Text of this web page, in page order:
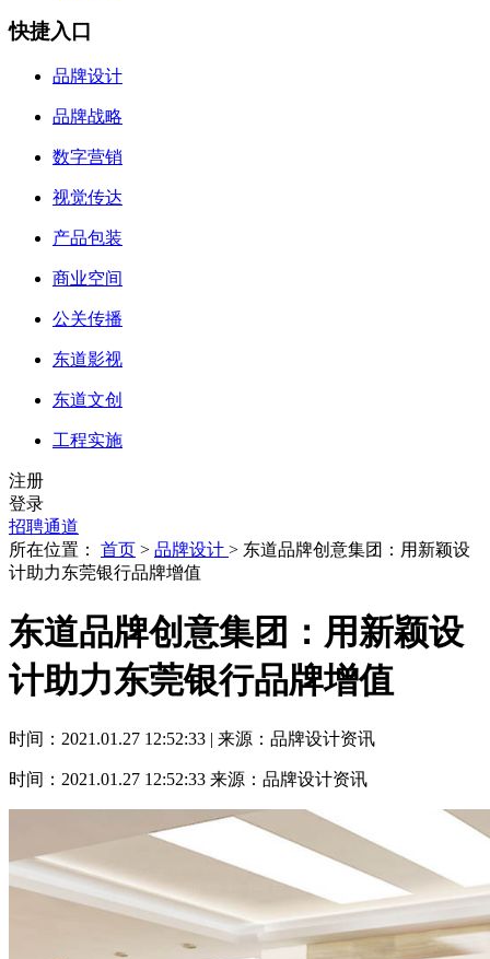
快捷入口
品牌设计
品牌战略
数字营销
视觉传达
产品包装
商业空间
公关传播
东道影视
东道文创
工程实施
注册
登录
招聘通道
所在位置： 首页 > 品牌设计 > 东道品牌创意集团：用新颖设
计助力东莞银行品牌增值
东道品牌创意集团：用新颖设
计助力东莞银行品牌增值
时间：2021.01.27 12:52:33 | 来源：品牌设计资讯
时间：2021.01.27 12:52:33 来源：品牌设计资讯